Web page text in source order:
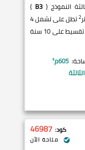
النموذج (B3
)
2
تطل على تشمل 4
نوم 4 حمام 3 بلكونة بدون تشطيب للبيع تقسيط على 10 سنة
605م²
الثالثة
كود: 46987
متاحة الآن